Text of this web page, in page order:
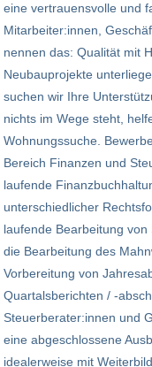
eine vertrauensvolle und
Mitarbeiter:innen,
nennen das: Qualität mit
Neubauprojekte
suchen wir Ihre
nichts im Wege steht,
Wohnungssuche.
Bereich Finanzen und
laufende
unterschiedlicher
laufende Bearbeitung
die Bearbeitung des
Vorbereitung von
Quartalsberichten / -
Steuerberater:innen und
eine abgeschlossene
idealerweise mit